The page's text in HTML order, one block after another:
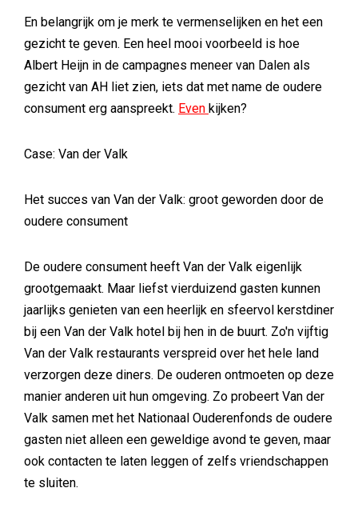
En belangrijk om je merk te vermenselijken en het een
gezicht te geven. Een heel mooi voorbeeld is hoe
Albert Heijn in de campagnes meneer van Dalen als
gezicht van AH liet zien, iets dat met name de oudere
consument erg aanspreekt. Even kijken?
Case: Van der Valk
Het succes van Van der Valk: groot geworden door de
oudere consument
De oudere consument heeft Van der Valk eigenlijk
grootgemaakt. Maar liefst vierduizend gasten kunnen
jaarlijks genieten van een heerlijk en sfeervol kerstdiner
bij een Van der Valk hotel bij hen in de buurt. Zo'n vijftig
Van der Valk restaurants verspreid over het hele land
verzorgen deze diners. De ouderen ontmoeten op deze
manier anderen uit hun omgeving. Zo probeert Van der
Valk samen met het Nationaal Ouderenfonds de oudere
gasten niet alleen een geweldige avond te geven, maar
ook contacten te laten leggen of zelfs vriendschappen
te sluiten.